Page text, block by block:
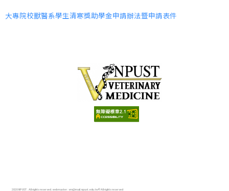
大專院校獸醫系學生清寒獎助學金申請辦法暨申請表件
2020 NPUST . All rights reserved. webmaster : vm@mail.npust.edu.tw© All rights reserved